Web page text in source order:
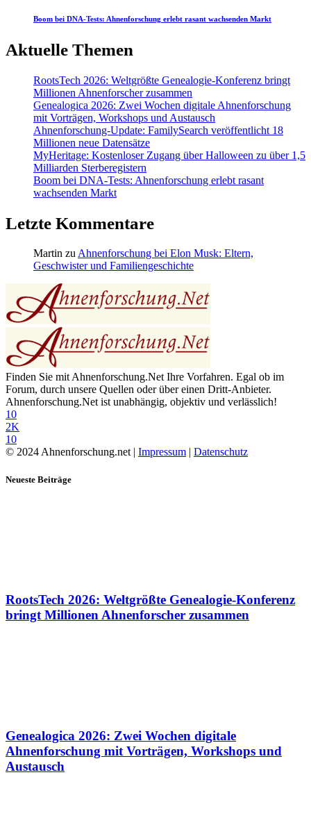
Boom bei DNA-Tests: Ahnenforschung erlebt rasant wachsenden Markt
Aktuelle Themen
RootsTech 2026: Weltgrößte Genealogie-Konferenz bringt
Millionen Ahnenforscher zusammen
Genealogica 2026: Zwei Wochen digitale Ahnenforschung
mit Vorträgen, Workshops und Austausch
Ahnenforschung-Update: FamilySearch veröffentlicht 18
Millionen neue Datensätze
MyHeritage: Kostenloser Zugang über Halloween zu über 1,5
Milliarden Sterberegistern
Boom bei DNA-Tests: Ahnenforschung erlebt rasant
wachsenden Markt
Letzte Kommentare
Martin zu Ahnenforschung bei Elon Musk: Eltern,
Geschwister und Familiengeschichte
Finden Sie mit Ahnenforschung.Net Ihre Vorfahren. Egal ob im
Forum, durch unsere Quellen oder über einen Dritt-Anbieter.
Ahnenforschung.Net ist unabhängig, objektiv und verlässlich!
10
2K
10
© 2024 Ahnenforschung.net | Impressum | Datenschutz
Neueste Beiträge
RootsTech 2026: Weltgrößte Genealogie-Konferenz
bringt Millionen Ahnenforscher zusammen
Genealogica 2026: Zwei Wochen digitale
Ahnenforschung mit Vorträgen, Workshops und
Austausch